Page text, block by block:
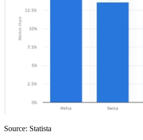
Source: Statista